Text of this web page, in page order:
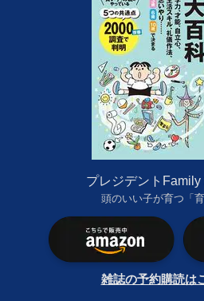
プレジデント
頭のいい子が育つ「
雑誌の予約購読は